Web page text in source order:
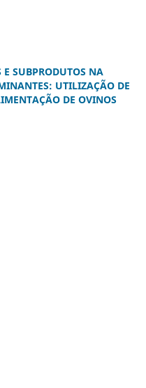
SUBPRODUTOS NA
UTILIZAÇÃO DE
DE OVINOS